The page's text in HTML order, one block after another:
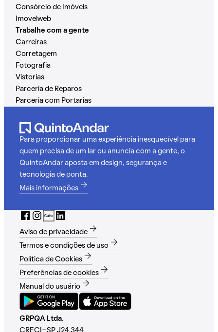
Consórcio de Imóveis
Imovelweb
Trabalhe com a gente
Carreiras
Corretagem
Fotografia
Vistorias
Parceria de Reparos
Parceria com Portarias
Para proporcionar uma experiência inesquecível para
quem precisa de um lar ou anuncia com a gente, o
QuintoAndar aposta em design, segurança e
tecnologia de ponta.
Mais informações
Aviso de privacidade
Termos e condições de uso
Política de Cookies
Preferências de cookies
Manual do usuário
GRPQA Ltda.